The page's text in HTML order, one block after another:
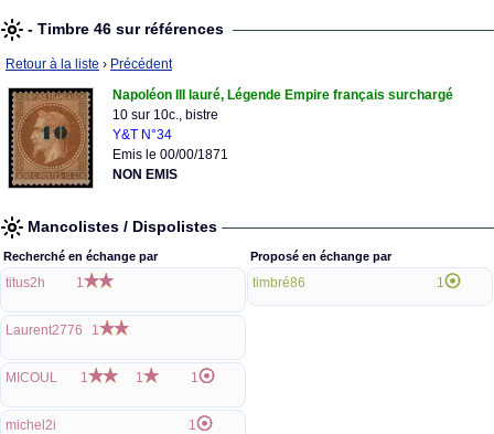
- Timbre 46 sur références
Retour à la liste › Précédent
Napoléon III lauré, Légende Empire français surchargé
10 sur 10c., bistre
Y&T N°34
Emis le 00/00/1871
NON EMIS
Mancolistes / Dispolistes
Recherché en échange par
titus2h 1
Laurent2776 1
MICOUL 1 1 1
michel2i 1
Proposé en échange par
timbré86 1